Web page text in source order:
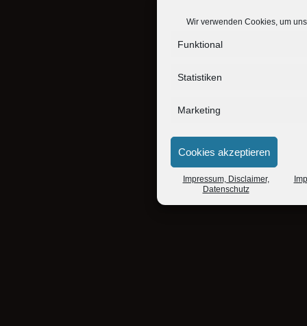
Wir verwenden Cookies, um
Funktional
Statistiken
Marketing
Cookies akzeptieren
Impressum, Disclaimer,
Datenschutz